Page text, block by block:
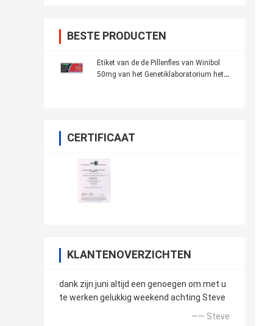
BESTE PRODUCTEN
Etiket van de de Pillenfles van Winibol
50mg van het Genetiklaboratorium het
CERTIFICAAT
KLANTENOVERZICHTEN
dank zijn juni altijd een genoegen om met u
te werken gelukkig weekend achting Steve
—— Steve